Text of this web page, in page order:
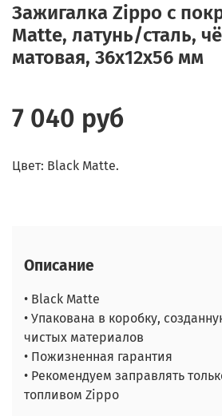
Зажигалка Zippo с
Matte, латунь/сталь,
матовая, 36x12x56 мм
7 040 руб
Цвет: Black Matte.
Описание
• Black Matte
• Упакована в коробку,
чистых материалов
• Пожизненная гарантия
• Рекомендуем заправлять
топливом Zippo